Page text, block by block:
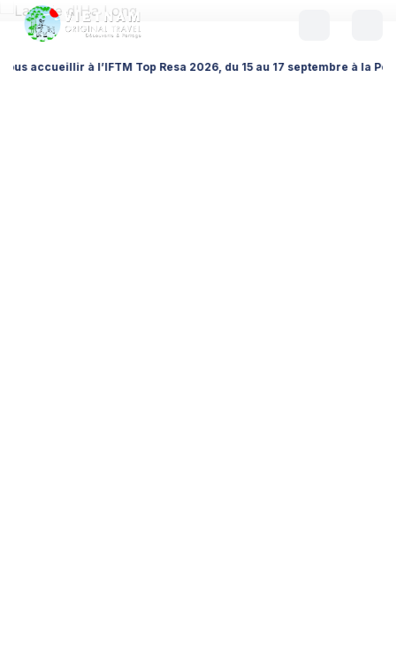
à l’IFTM Top Resa 2026, du 15 au 17 septembre à la Porte de